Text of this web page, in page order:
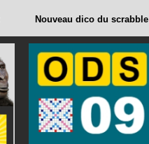
Nouveau dico du scrabble